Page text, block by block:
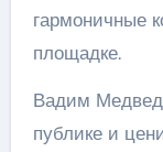
гармоничные
площадке.
Вадим
публике и